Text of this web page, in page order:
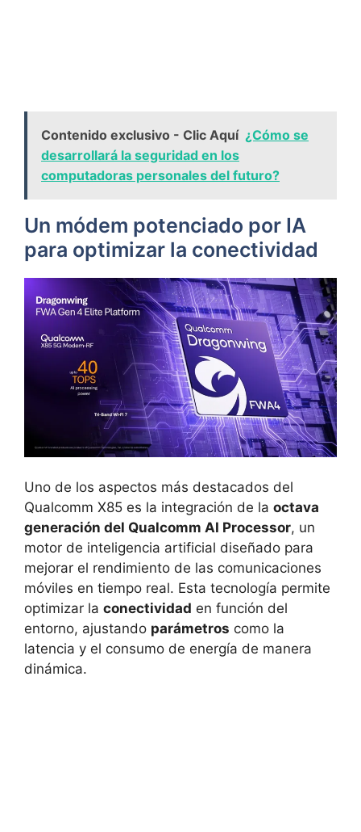
Contenido exclusivo - Clic Aquí ¿Cómo se
desarrollará la seguridad en los
computadoras personales del futuro?
Un módem potenciado por IA
para optimizar la conectividad
Uno de los aspectos más destacados del
Qualcomm X85 es la integración de la octava
generación del Qualcomm AI Processor, un
motor de inteligencia artificial diseñado para
mejorar el rendimiento de las comunicaciones
móviles en tiempo real. Esta tecnología permite
optimizar la conectividad en función del
entorno, ajustando parámetros como la
latencia y el consumo de energía de manera
dinámica.